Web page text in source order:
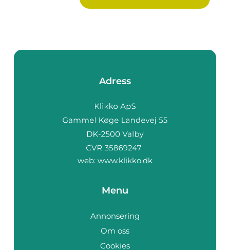
Adress
web: www.klikko.dk
Menu
Annonsering
Om oss
Cookies